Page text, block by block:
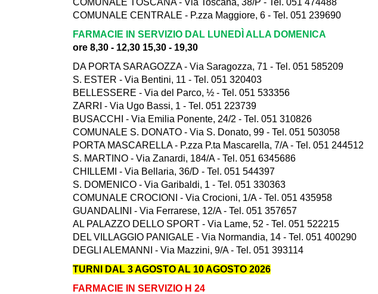
COMUNALE TOSCANA - Via Toscana, 38/P - Tel. 051 474488
COMUNALE CENTRALE - P.zza Maggiore, 6 - Tel. 051 239690
FARMACIE IN SERVIZIO DAL LUNEDÌ ALLA DOMENICA
ore 8,30 - 12,30 15,30 - 19,30
DA PORTA SARAGOZZA - Via Saragozza, 71 - Tel. 051 585209
S. ESTER - Via Bentini, 11 - Tel. 051 320403
BELLESSERE - Via del Parco, ½ - Tel. 051 533356
ZARRI - Via Ugo Bassi, 1 - Tel. 051 223739
BUSACCHI - Via Emilia Ponente, 24/2 - Tel. 051 310826
COMUNALE S. DONATO - Via S. Donato, 99 - Tel. 051 503058
PORTA MASCARELLA - P.zza P.ta Mascarella, 7/A - Tel. 051 244512
S. MARTINO - Via Zanardi, 184/A - Tel. 051 6345686
CHILLEMI - Via Bellaria, 36/D - Tel. 051 544397
S. DOMENICO - Via Garibaldi, 1 - Tel. 051 330363
COMUNALE CROCIONI - Via Crocioni, 1/A - Tel. 051 435958
GUANDALINI - Via Ferrarese, 12/A - Tel. 051 357657
AL PALAZZO DELLO SPORT - Via Lame, 52 - Tel. 051 522215
DEL VILLAGGIO PANIGALE - Via Normandia, 14 - Tel. 051 400290
DEGLI ALEMANNI - Via Mazzini, 9/A - Tel. 051 393114
TURNI DAL 3 AGOSTO AL 10 AGOSTO 2026
FARMACIE IN SERVIZIO H 24